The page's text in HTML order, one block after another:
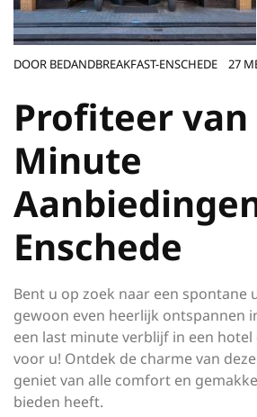
DOOR BEDANDBREAKFAST-ENSCHEDE 27
Profiteer van
Minute
Enschede
Bent u op zoek naar een spontane
gewoon even heerlijk ontspannen
een last minute verblijf in een
voor u! Ontdek de charme van
geniet van alle comfort en
bieden heeft.